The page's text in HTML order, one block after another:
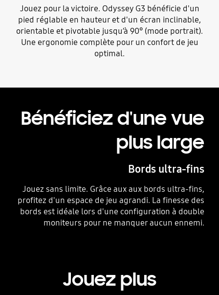
Jouez pour la victoire. Odyssey G3 bénéficie d'un
pied réglable en hauteur et d'un écran inclinable,
orientable et pivotable jusqu’à 90° (mode portrait).
Une ergonomie complète pour un confort de jeu
optimal.
Bénéficiez d'une vue
plus large
Bords ultra-fins
Jouez sans limite. Grâce aux aux bords ultra-fins,
profitez d'un espace de jeu agrandi. La finesse des
bords est idéale lors d'une configuration à double
moniteurs pour ne manquer aucun ennemi.
Jouez plus